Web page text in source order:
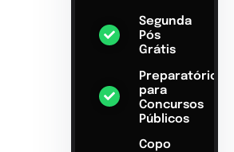
Segunda
Pós
Grátis
Preparatório
para
Concursos
Públicos
Copo